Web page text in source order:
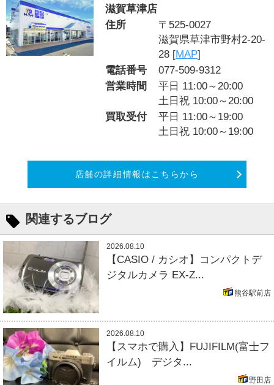
滋賀草津店
住所
〒525-0027
滋賀県草津市野村2-20-
28 [MAP]
電話番号
077-509-9312
営業時間
平日 11:00～20:00
土日祝 10:00～20:00
買取受付
平日 11:00～19:00
土日祝 10:00～19:00
店舗の詳細情報はこちらから
関連するブログ
2026.08.10
【CASIO / カシオ】コンパクトデ
ジタルカメラ EX-Z...
熊谷駅前店
2026.08.10
【スマホで購入】FUJIFILM(富士フ
イルム) デジタ...
野田店